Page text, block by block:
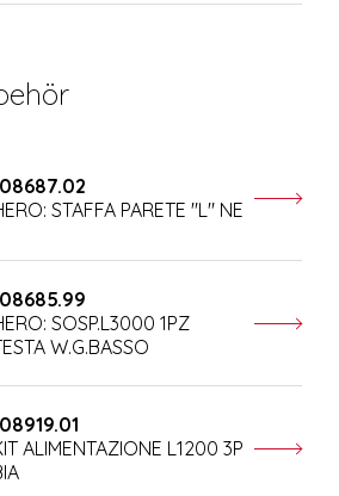
STAFFA PARETE "L" NE
SOSP.L3000 1PZ
W.G.BASSO
ALIMENTAZIONE L1200 3P